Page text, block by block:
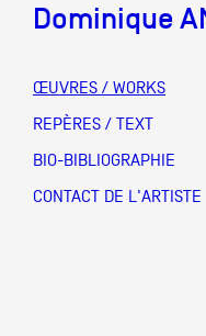
Mission
Équipe
Crédits
Dominique
ŒUVRES / WORKS
REPÈRES / TEXT
BIO-BIBLIOGRAPHIE
CONTACT DE L'ARTISTE